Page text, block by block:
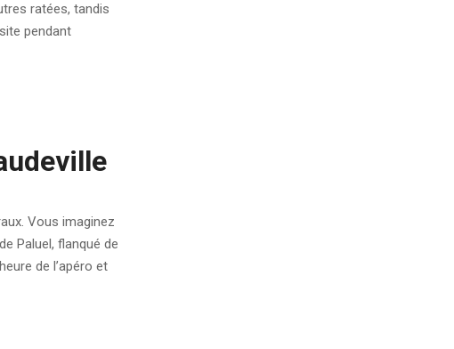
ratées, tandis
pendant
Vous imaginez
Paluel, flanqué de
de l’apéro et